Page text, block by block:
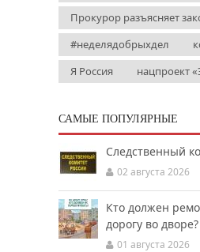
Прокурор разъясняет
#неделядобрыхдел
Я Россия
нацпроект
САМЫЕ ПОПУЛЯРНЫЕ
Следственный
02 августа 2026
Кто должен
дорогу во дворе?
01 августа 2026